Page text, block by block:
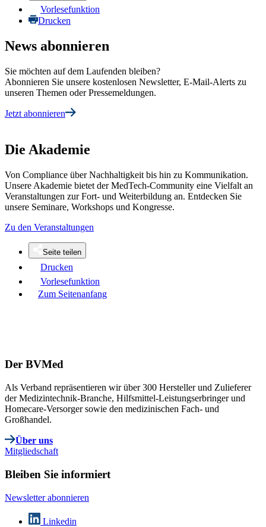
Vorlesefunktion
Drucken
News abonnieren
Sie möchten auf dem Laufenden bleiben?
Abonnieren Sie unsere kostenlosen Newsletter, E-Mail-Alerts zu
unseren Themen oder Pressemeldungen.
Jetzt abonnieren
Die Akademie
Von Compliance über Nachhaltigkeit bis hin zu Kommunikation.
Unsere Akademie bietet der MedTech-Community eine Vielfalt an
Veranstaltungen zur Fort- und Weiterbildung an. Entdecken Sie
unsere Seminare, Workshops und Kongresse.
Zu den Veranstaltungen
Seite teilen
Drucken
Vorlesefunktion
Zum Seitenanfang
Der BVMed
Als Verband repräsentieren wir über 300 Hersteller und Zulieferer
der Medizintechnik-Branche, Hilfsmittel-Leistungserbringer und
Homecare-Versorger sowie den medizinischen Fach- und
Großhandel.
Über uns
Mitgliedschaft
Bleiben Sie informiert
Newsletter abonnieren
Linkedin